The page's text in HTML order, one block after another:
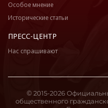
Особое мнение
Исторические статьи
ПРЕСС-ЦЕНТР
Нас спрашивают
© 2015-2026
общественного